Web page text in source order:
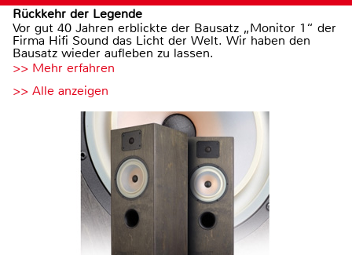
Rückkehr der Legende
Vor gut 40 Jahren erblickte der Bausatz „Monitor 1“ der
Firma Hifi Sound das Licht der Welt. Wir haben den
Bausatz wieder aufleben zu lassen.
>> Mehr erfahren
>> Alle anzeigen